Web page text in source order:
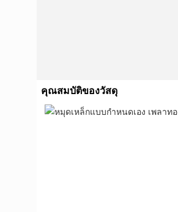
คุณสมบัติของวัสดุ